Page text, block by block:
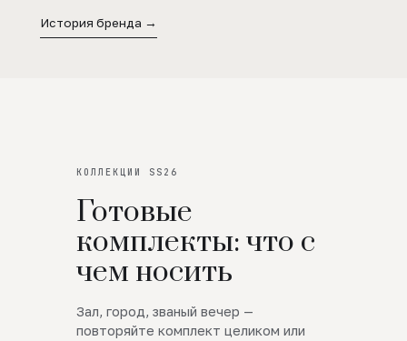
История бренда →
КОЛЛЕКЦИИ SS26
Готовые
комплекты: что с
чем носить
Зал, город, званый вечер —
повторяйте комплект целиком или